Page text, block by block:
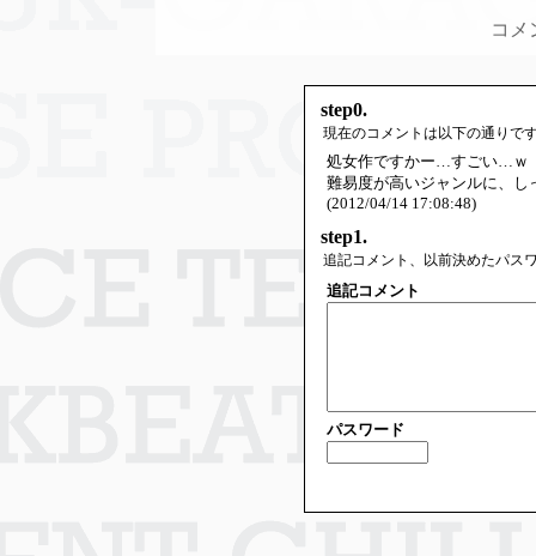
コメ
step0.
現在のコメントは以下の通りで
処女作ですかー…すごい…ｗ
難易度が高いジャンルに、
(2012/04/14 17:08:48)
step1.
追記コメント、以前決めたパス
追記コメント
パスワード